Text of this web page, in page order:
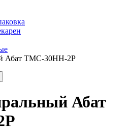
Абат ТМС-30НН-2Р
Абат